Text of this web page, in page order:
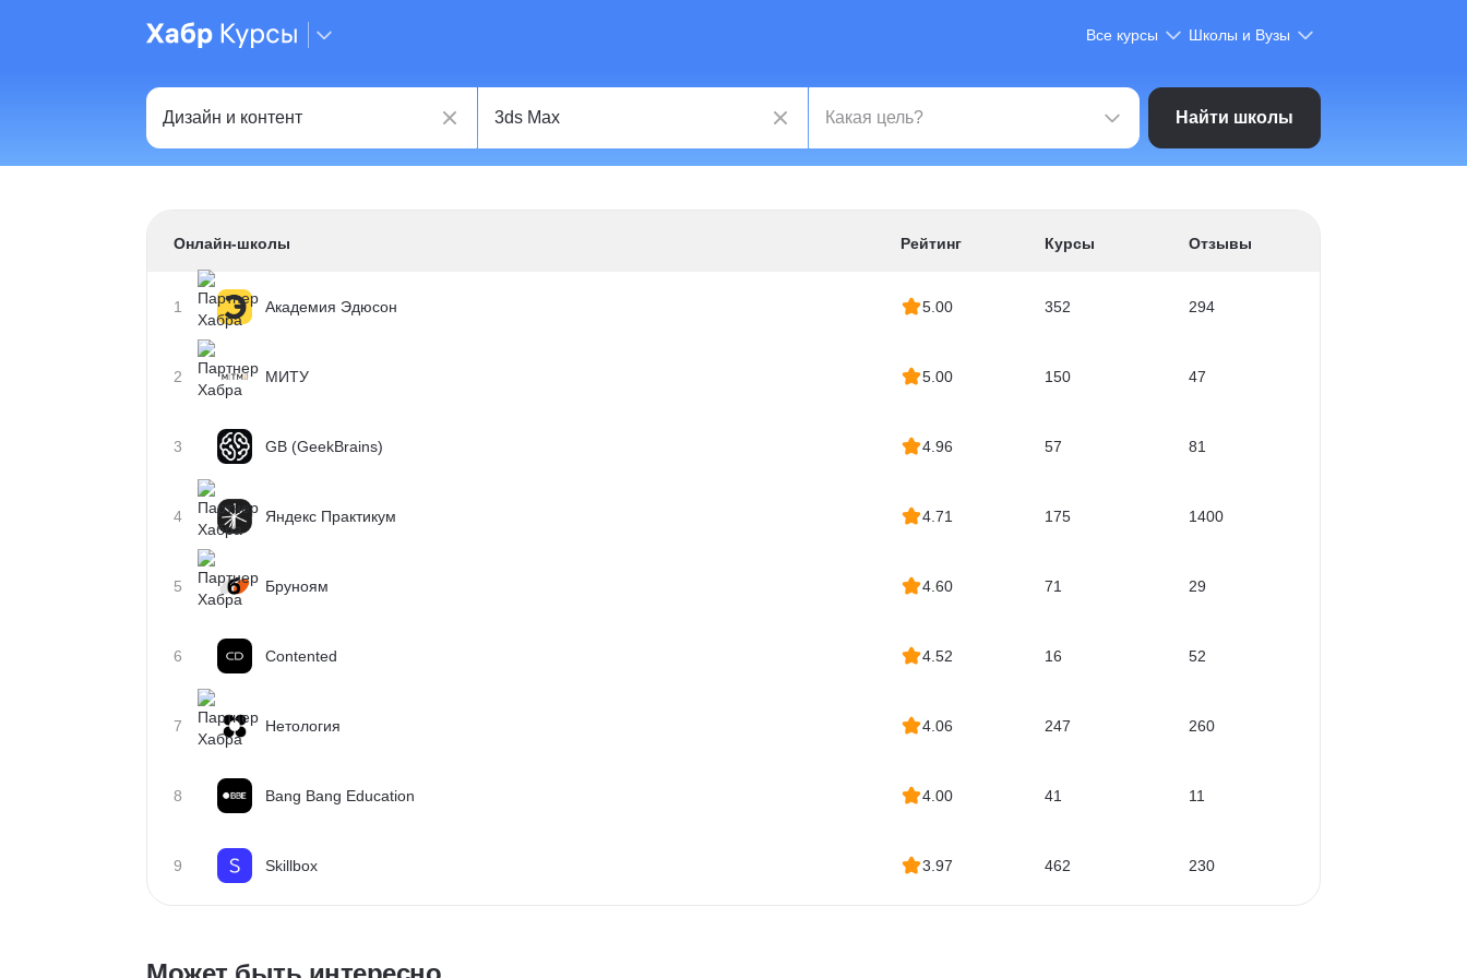
Все курсы Школы и Вузы
Найти школы
Онлайн-школы Рейтинг Курсы Отзывы
1 Академия Эдюсон 5.00 352 294
2 МИТУ 5.00 150 47
3 GB (GeekBrains) 4.96 57 81
4 Яндекс Практикум 4.71 175 1400
5 Бруноям 4.60 71 29
6 Contented 4.52 16 52
7 Нетология 4.06 247 260
8 Bang Bang Education 4.00 41 11
9 Skillbox 3.97 462 230